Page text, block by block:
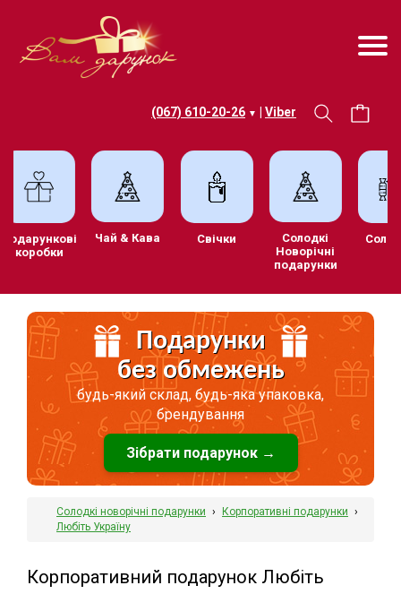
(067) 610-20-26 ▼ Viber
Подарункові
коробки
Чай & Кава Свічки
Солодкі
Новорічні
подарунки
Подарунки
без обмежень
будь-який склад, будь-яка упаковка,
брендування
Зібрати подарунок →
Солодкі новорічні подарунки › Корпоративні подарунки ›
Любіть Україну
Корпоративний подарунок Любіть